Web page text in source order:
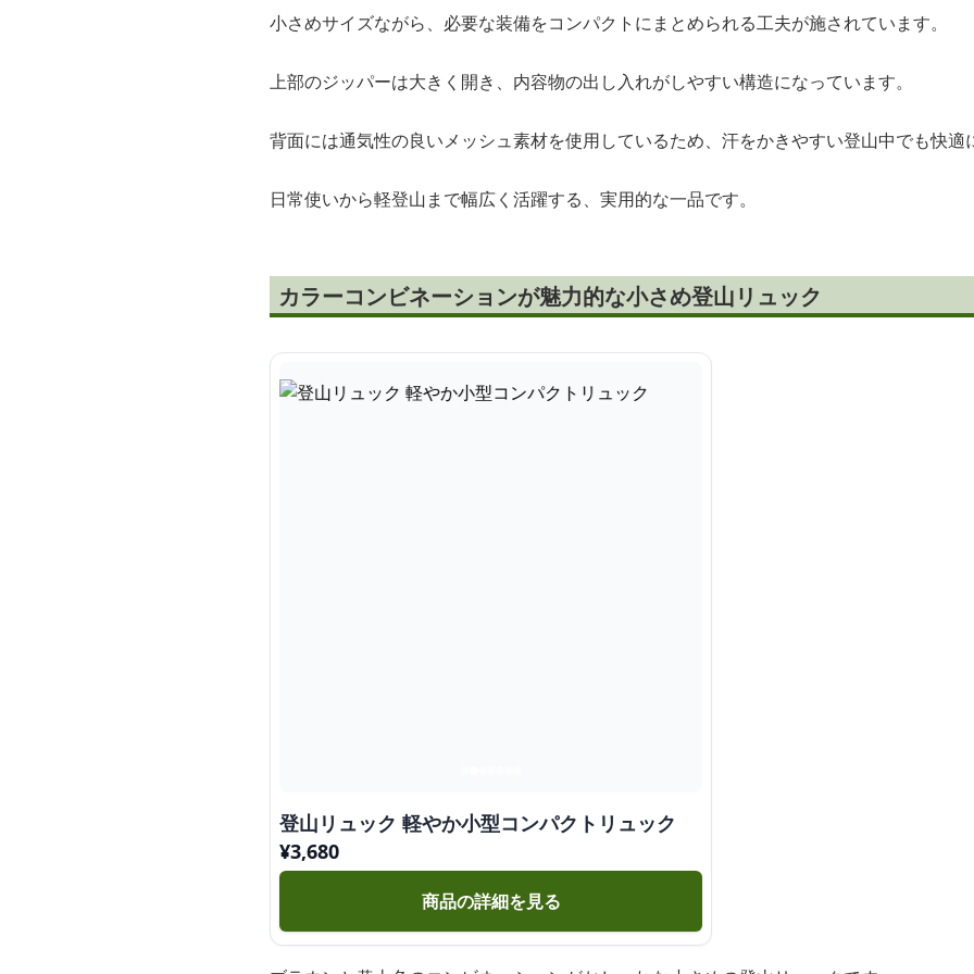
小さめサイズながら、必要な装備をコンパクトにまとめられる工夫が施されています。
上部のジッパーは大きく開き、内容物の出し入れがしやすい構造になっています。
背面には通気性の良いメッシュ素材を使用しているため、汗をかきやすい登山中でも快適
日常使いから軽登山まで幅広く活躍する、実用的な一品です。
カラーコンビネーションが魅力的な小さめ登山リュック
登山リュック 軽やか小型コンパクトリュック
¥3,680
商品の詳細を見る